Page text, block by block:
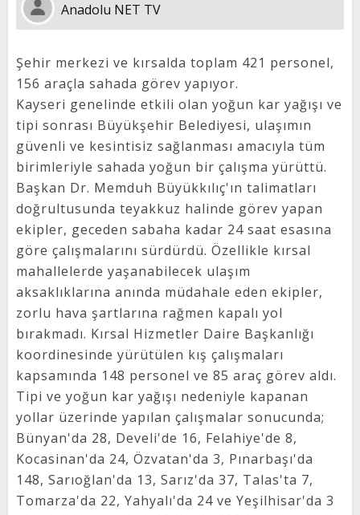
Anadolu NET TV
Şehir merkezi ve kırsalda toplam 421 personel,
156 araçla sahada görev yapıyor.
Kayseri genelinde etkili olan yoğun kar yağışı ve
tipi sonrası Büyükşehir Belediyesi, ulaşımın
güvenli ve kesintisiz sağlanması amacıyla tüm
birimleriyle sahada yoğun bir çalışma yürüttü.
Başkan Dr. Memduh Büyükkılıç'ın talimatları
doğrultusunda teyakkuz halinde görev yapan
ekipler, geceden sabaha kadar 24 saat esasına
göre çalışmalarını sürdürdü. Özellikle kırsal
mahallelerde yaşanabilecek ulaşım
aksaklıklarına anında müdahale eden ekipler,
zorlu hava şartlarına rağmen kapalı yol
bırakmadı. Kırsal Hizmetler Daire Başkanlığı
koordinesinde yürütülen kış çalışmaları
kapsamında 148 personel ve 85 araç görev aldı.
Tipi ve yoğun kar yağışı nedeniyle kapanan
yollar üzerinde yapılan çalışmalar sonucunda;
Bünyan'da 28, Develi'de 16, Felahiye'de 8,
Kocasinan'da 24, Özvatan'da 3, Pınarbaşı'da
148, Sarıoğlan'da 13, Sarız'da 37, Talas'ta 7,
Tomarza'da 22, Yahyalı'da 24 ve Yeşilhisar'da 3